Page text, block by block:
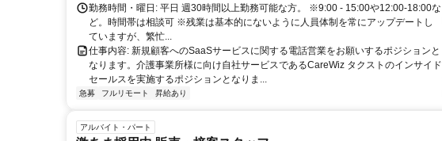
勤務時間・曜日: 平日 週30時間以上勤務可能な方。 ※9:00 - 15:00や12:00-18:00な
ど。時間帯は相談可 ※残業は基本的にないように人員体制を常にアップデートし
ていますが、繁忙...
仕事内容: 新規顧客へのSaaSサービスに関する電話営業をお願いするポジションと
なります。介護事業所様に向け自社サービスであるCareWiz タクストのインサイド
セールスを実施するポジションとなりま...
急募 フルリモート 昇給あり
アルバイト・パート